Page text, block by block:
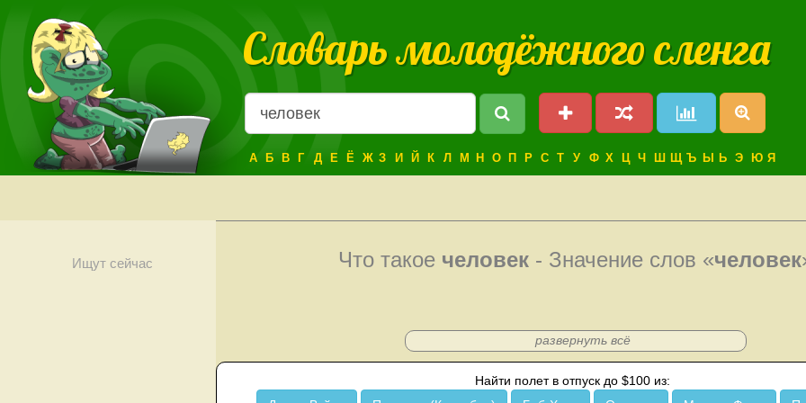
Словарь молодёжного сленга
А Б В Г Д Е Ё Ж З И Й К Л М Н О П Р С Т У Ф Х Ц Ч Ш Щ Ъ Ы Ь Э Ю Я
Ищут сейчас Что такое человек - Значение слов «человек
развернуть всё
Найти полет в отпуск до $100 из: